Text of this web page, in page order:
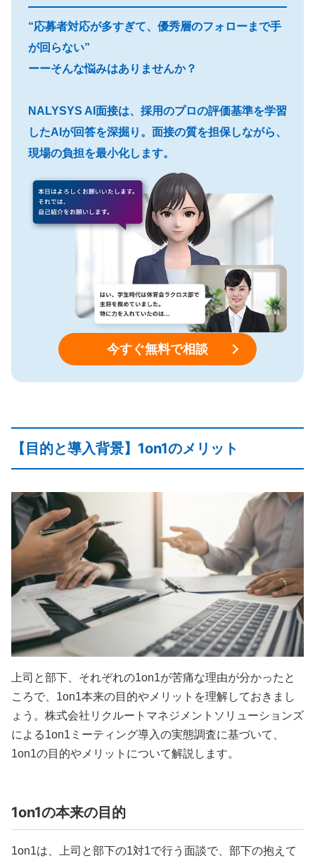
“応募者対応が多すぎて、優秀層のフォローまで手
が回らない”
ーーそんな悩みはありませんか？
NALYSYS AI面接は、採用のプロの評価基準を学習
したAIが回答を深掘り。面接の質を担保しながら、
現場の負担を最小化します。
今すぐ無料で相談
【目的と導入背景】1on1のメリット
上司と部下、それぞれの1on1が苦痛な理由が分かったと
ころで、1on1本来の目的やメリットを理解しておきまし
ょう。株式会社リクルートマネジメントソリューションズ
による1on1ミーティング導入の実態調査に基づいて、
1on1の目的やメリットについて解説します。
1on1の本来の目的
1on1は、上司と部下の1対1で行う面談で、部下の抱えて